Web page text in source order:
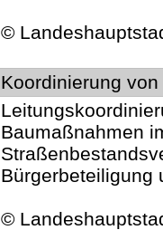
©
Koordinierung
Baumaßnahmen
Bürgerbeteiligung
©